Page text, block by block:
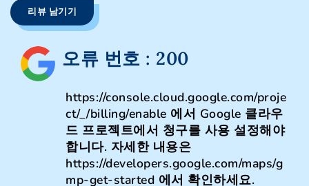
리뷰 남기기
오류 번호 : 200
https://console.cloud.google.com/proje
ct/_/billing/enable 에서 Google 클라우
드 프로젝트에서 청구를 사용 설정해야
합니다. 자세한 내용은
https://developers.google.com/maps/g
mp-get-started 에서 확인하세요.